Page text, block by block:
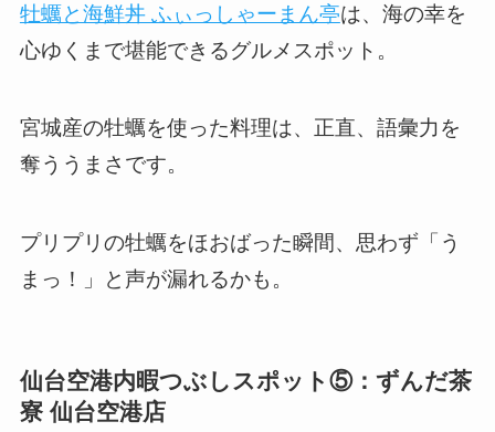
牡蠣と海鮮丼 ふぃっしゃーまん亭は、海の幸を
心ゆくまで堪能できるグルメスポット。
宮城産の牡蠣を使った料理は、正直、語彙力を
奪ううまさです。
プリプリの牡蠣をほおばった瞬間、思わず「う
まっ！」と声が漏れるかも。
仙台空港内暇つぶしスポット⑤：ずんだ茶
寮 仙台空港店